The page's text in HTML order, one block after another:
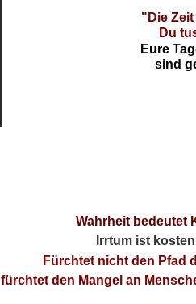
"Die
Du
Eure
sind
Wahrheit bedeutet
Irrtum ist
Fürchtet nicht den Pfad
fürchtet den Mangel an